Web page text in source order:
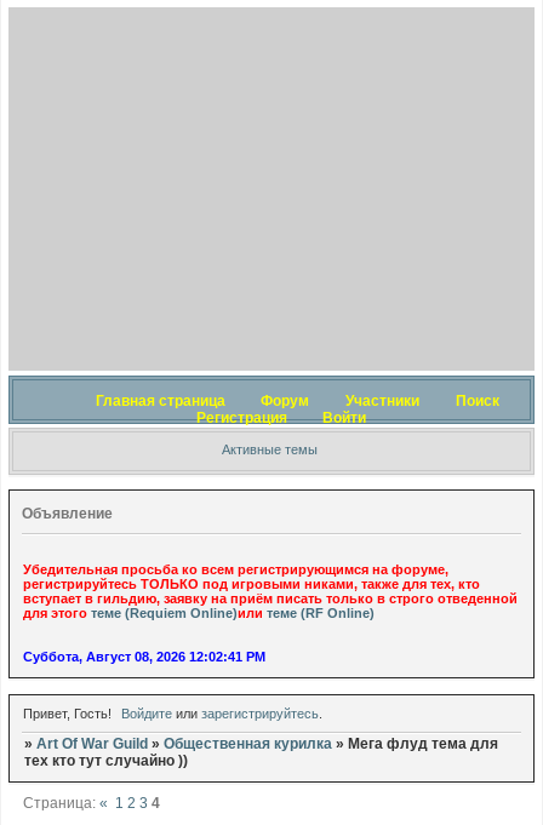
Главная страница Форум Участники
Поиск
Регистрация
Войти
Активные темы
Объявление
Убедительная просьба ко всем регистрирующимся на форуме,
регистрируйтесь ТОЛЬКО под игровыми никами, также для тех, кто
вступает в гильдию, заявку на приём писать только в строго отведенной
для этого теме (Requiem Online)или теме (RF Online)
Суббота, Август 08, 2026 12:02:41 PM
Привет, Гость! Войдите илизарегистрируйтесь
» Art Of War Guild » Общественная курилка » Мега флуд тема для
тех кто тут случайно ))
Страница: « 1 2 3 4